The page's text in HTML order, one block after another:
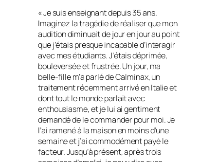
« Je suis enseignant depuis 35 ans.
Imaginez la tragédie de réaliser que mon
audition diminuait de jour en jour au point
que j’étais presque incapable d’interagir
avec mes étudiants. J’étais déprimée,
bouleversée et frustrée. Un jour, ma
belle-fille m’a parlé de Calminax, un
traitement récemment arrivé en Italie et
dont tout le monde parlait avec
enthousiasme, et je lui ai gentiment
demandé de le commander pour moi. Je
l’ai ramené à la maison en moins d’une
semaine et j’ai commodément payé le
facteur. Jusqu’à présent, après trois